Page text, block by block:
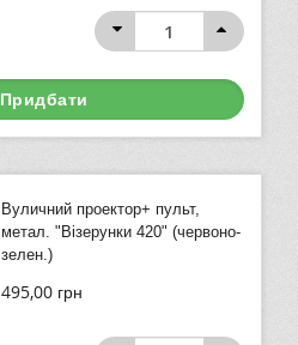
Придбати
Вуличний проектор+ пульт,
метал. "Візерунки 420" (червоно-
зелен.)
495,00 грн